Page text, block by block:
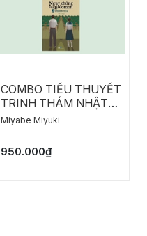
COMBO TIỂU THUYẾT
TRINH THÁM NHẬT
BẢN: NGỤY CHỨNG
Miyabe Miyuki
950.000₫